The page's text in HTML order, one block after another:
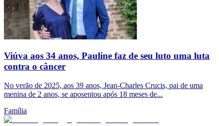
Viúva aos 34 anos, Pauline faz de seu luto uma luta
contra o câncer
No verão de 2025, aos 39 anos, Jean-Charles Crucis, pai de uma
menina de 2 anos, se aposentou após 18 meses de...
Família